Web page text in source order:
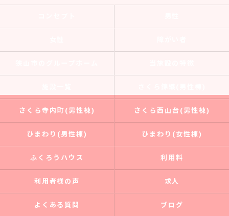
さくら寺内町(男性棟) さくら西山台(男性棟)
ひまわり(男性棟) ひまわり(女性棟)
ふくろうハウス 利用料
利用者様の声 求人
よくある質問 ブログ